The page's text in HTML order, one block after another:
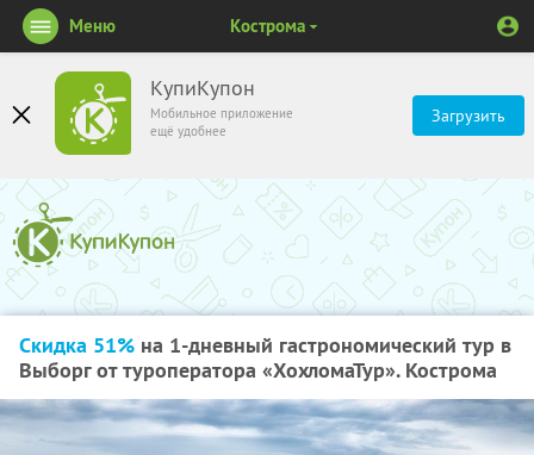
КупиКупон
Мобильное приложение
ещё удобнее
Загрузить
Меню Кострома
Скидка 51% на 1-дневный гастрономический тур в
Выборг от туроператора «ХохломаТур». Кострома